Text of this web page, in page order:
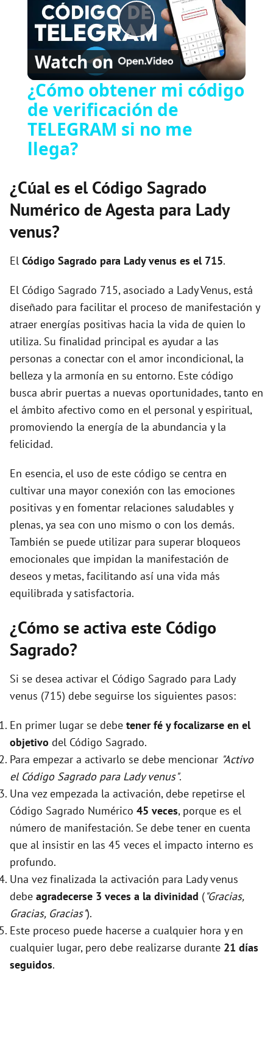
P
l
a
V
i
d
e
o
Watch on
¿Cómo obtener mi código
de verificación de
TELEGRAM si no me
llega?
¿Cúal es el Código Sagrado
Numérico de Agesta para Lady
venus?
El Código Sagrado para Lady venus es el 715.
El Código Sagrado 715, asociado a Lady Venus, está
diseñado para facilitar el proceso de manifestación y
atraer energías positivas hacia la vida de quien lo
utiliza. Su finalidad principal es ayudar a las
personas a conectar con el amor incondicional, la
belleza y la armonía en su entorno. Este código
busca abrir puertas a nuevas oportunidades, tanto en
el ámbito afectivo como en el personal y espiritual,
promoviendo la energía de la abundancia y la
felicidad.
En esencia, el uso de este código se centra en
cultivar una mayor conexión con las emociones
positivas y en fomentar relaciones saludables y
plenas, ya sea con uno mismo o con los demás.
También se puede utilizar para superar bloqueos
emocionales que impidan la manifestación de
deseos y metas, facilitando así una vida más
equilibrada y satisfactoria.
¿Cómo se activa este Código
Sagrado?
Si se desea activar el Código Sagrado para Lady
venus (715) debe seguirse los siguientes pasos:
En primer lugar se debe tener fé y focalizarse en el
objetivo del Código Sagrado.
Para empezar a activarlo se debe mencionar "Activo
el Código Sagrado para Lady venus".
Una vez empezada la activación, debe repetirse el
Código Sagrado Numérico 45 veces, porque es el
número de manifestación. Se debe tener en cuenta
que al insistir en las 45 veces el impacto interno es
profundo.
Una vez finalizada la activación para Lady venus
debe agradecerse 3 veces a la divinidad ("Gracias,
Gracias, Gracias").
Este proceso puede hacerse a cualquier hora y en
cualquier lugar, pero debe realizarse durante 21 días
seguidos.